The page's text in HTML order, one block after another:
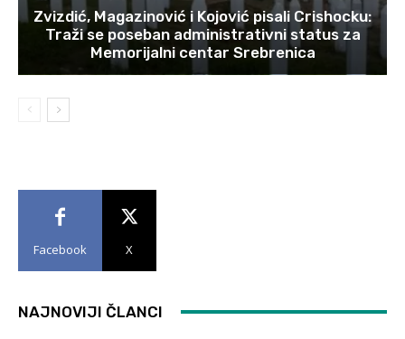
Zvizdić, Magazinović i Kojović pisali Crishocku:
Traži se poseban administrativni status za
Memorijalni centar Srebrenica
Facebook X
NAJNOVIJI ČLANCI